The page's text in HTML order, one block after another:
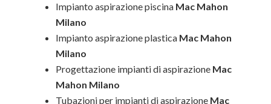
Impianto aspirazione piscina Mac Mahon
Milano
Impianto aspirazione plastica Mac Mahon
Milano
Progettazione impianti di aspirazione Mac
Mahon Milano
Tubazioni per impianti di aspirazione Mac